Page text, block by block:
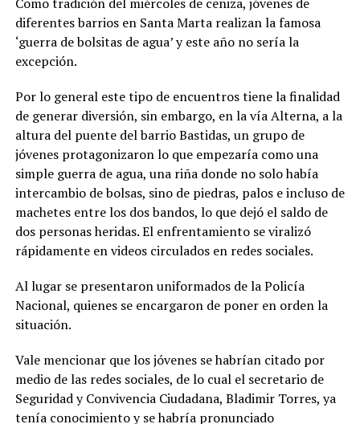
diferentes barrios en Santa Marta realizan la famosa
‘guerra de bolsitas de agua’ y este año no sería la
excepción.
Por lo general este tipo de encuentros tiene la finalidad
de generar diversión, sin embargo, en la vía Alterna, a la
altura del puente del barrio Bastidas, un grupo de
jóvenes protagonizaron lo que empezaría como una
simple guerra de agua, una riña donde no solo había
intercambio de bolsas, sino de piedras, palos e incluso de
machetes entre los dos bandos, lo que dejó el saldo de
dos personas heridas. El enfrentamiento se viralizó
rápidamente en videos circulados en redes sociales.
Al lugar se presentaron uniformados de la Policía
Nacional, quienes se encargaron de poner en orden la
situación.
Vale mencionar que los jóvenes se habrían citado por
medio de las redes sociales, de lo cual el secretario de
Seguridad y Convivencia Ciudadana, Bladimir Torres, ya
tenía conocimiento y se habría pronunciado